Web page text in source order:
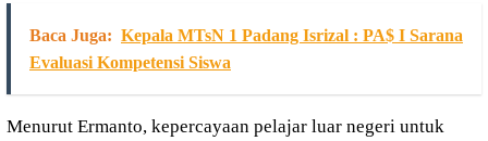
Baca Juga: Kepala MTsN 1 Padang Isrizal : PA$ I Sarana
Evaluasi Kompetensi Siswa
Menurut Ermanto, kepercayaan pelajar luar negeri untuk